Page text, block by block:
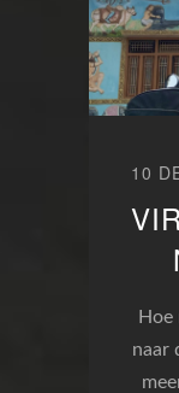
10
naar